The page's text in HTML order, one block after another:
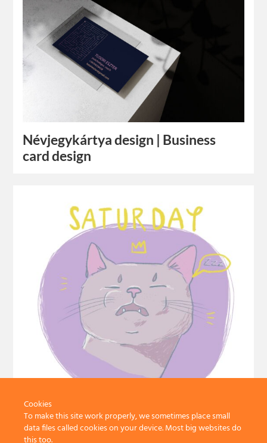
Névjegykártya design | Business
card design
Minden napra egy macska | Daily
Cookies
To make this site work properly, we sometimes place small
data files called cookies on your device. Most big websites do